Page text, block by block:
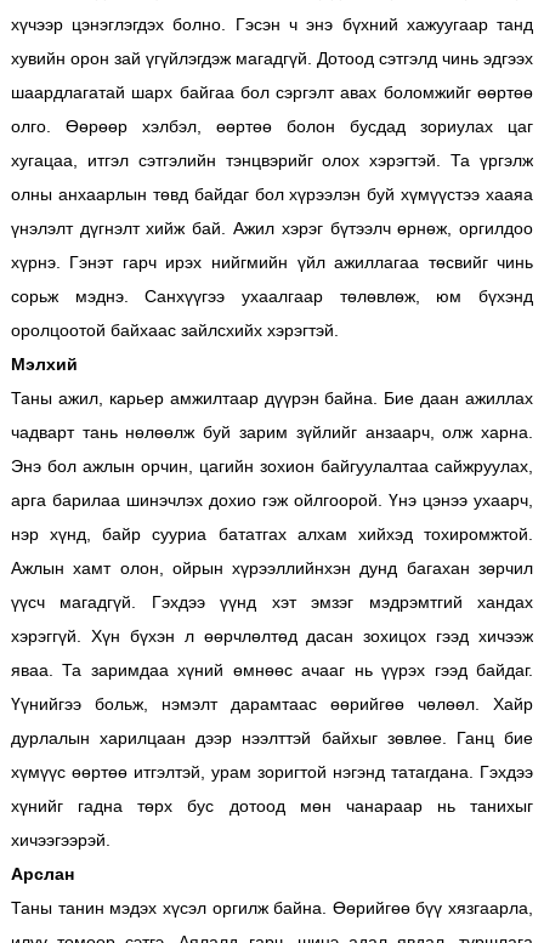
хүчээр цэнэглэгдэх болно. Гэсэн ч энэ бүхний хажуугаар танд
хувийн орон зай үгүйлэгдэж магадгүй. Дотоод сэтгэлд чинь эдгээх
шаардлагатай шарх байгаа бол сэргэлт авах боломжийг өөртөө
олго. Өөрөөр хэлбэл, өөртөө болон бусдад зориулах цаг
хугацаа, итгэл сэтгэлийн тэнцвэрийг олох хэрэгтэй. Та үргэлж
олны анхаарлын төвд байдаг бол хүрээлэн буй хүмүүстээ хааяа
үнэлэлт дүгнэлт хийж бай. Ажил хэрэг бүтээлч өрнөж, оргилдоо
хүрнэ. Гэнэт гарч ирэх нийгмийн үйл ажиллагаа төсвийг чинь
сорьж мэднэ. Санхүүгээ ухаалгаар төлөвлөж, юм бүхэнд
оролцоотой байхаас зайлсхийх хэрэгтэй.
Мэлхий
Таны ажил, карьер амжилтаар дүүрэн байна. Бие даан ажиллах
чадварт тань нөлөөлж буй зарим зүйлийг анзаарч, олж харна.
Энэ бол ажлын орчин, цагийн зохион байгуулалтаа сайжруулах,
арга барилаа шинэчлэх дохио гэж ойлгоорой. Үнэ цэнээ ухаарч,
нэр хүнд, байр сууриа бататгах алхам хийхэд тохиромжтой.
Ажлын хамт олон, ойрын хүрээллийнхэн дунд багахан зөрчил
үүсч магадгүй. Гэхдээ үүнд хэт эмзэг мэдрэмтгий хандах
хэрэггүй. Хүн бүхэн л өөрчлөлтөд дасан зохицох гээд хичээж
яваа. Та заримдаа хүний өмнөөс ачааг нь үүрэх гээд байдаг.
Үүнийгээ больж, нэмэлт дарамтаас өөрийгөө чөлөөл. Хайр
дурлалын харилцаан дээр нээлттэй байхыг зөвлөе. Ганц бие
хүмүүс өөртөө итгэлтэй, урам зоригтой нэгэнд татагдана. Гэхдээ
хүнийг гадна төрх бус дотоод мөн чанараар нь танихыг
хичээгээрэй.
Арслан
Таны танин мэдэх хүсэл оргилж байна. Өөрийгөө бүү хязгаарла,